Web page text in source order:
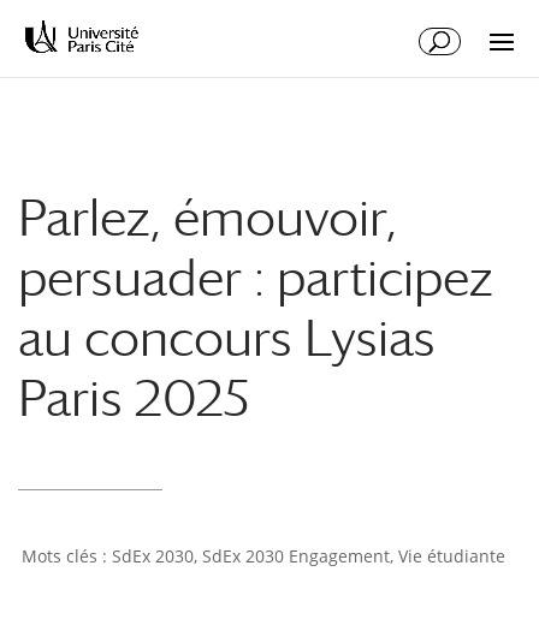
Parlez, émouvoir,
persuader : participez
au concours Lysias
Paris 2025
SdEx 2030, SdEx 2030 Engagement, Vie étudiante